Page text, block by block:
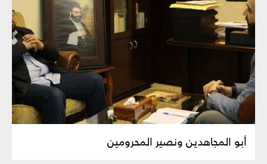
أبو المجاهدين ونصير المحرومين